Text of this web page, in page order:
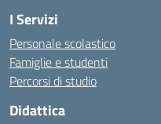
I Servizi
Personale scolastico
Famiglie e studenti
Percorsi di studio
Didattica